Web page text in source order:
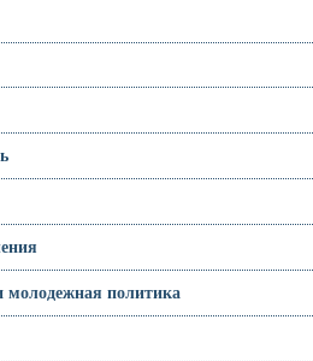
молодежная политика